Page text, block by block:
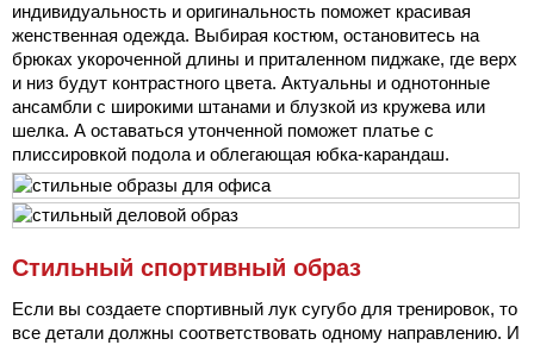
индивидуальность и оригинальность поможет красивая
женственная одежда. Выбирая костюм, остановитесь на
брюках укороченной длины и приталенном пиджаке, где верх
и низ будут контрастного цвета. Актуальны и однотонные
ансамбли с широкими штанами и блузкой из кружева или
шелка. А оставаться утонченной поможет платье с
плиссировкой подола и облегающая юбка-карандаш.
Стильный спортивный образ
Если вы создаете спортивный лук сугубо для тренировок, то
все детали должны соответствовать одному направлению. И